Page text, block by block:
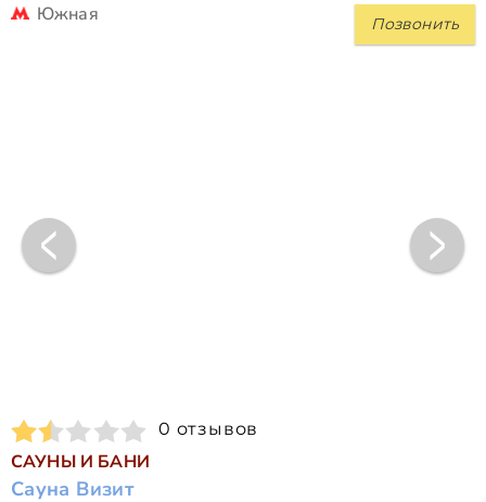
Позвонить
Южная
0 отзывов
САУНЫ И БАНИ
Сауна Визит